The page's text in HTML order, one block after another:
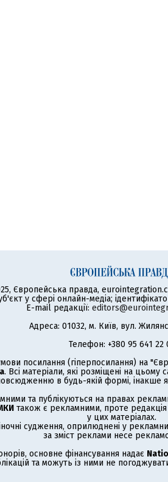
Європейська правда,
у сфері онлайн-медіа;
E-mail редакції:
Адреса: 01032, м. Київ, вул.
Телефон: +380 95 641 22
посилання (гіперпосилання) на
. Всі матеріали, які розміщені на цьому
в будь-якій формі, інакше
та публікуються на правах
також є рекламними, проте редакція
у цих матеріалах.
судження, оприлюднені у
за зміст реклами несе
основне фінансування надає
та можуть із ними не